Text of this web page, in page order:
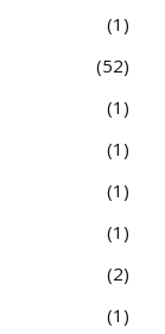
1
52
1
1
1
1
2
1